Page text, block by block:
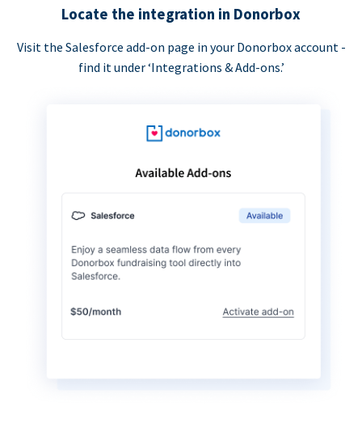
Locate the integration in Donorbox
Visit the Salesforce add-on page in your Donorbox account -
find it under ‘Integrations & Add-ons.’